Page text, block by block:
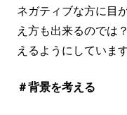
ネガティブな方に目
え方も出来るのでは
えるようにしています
＃背景を考える